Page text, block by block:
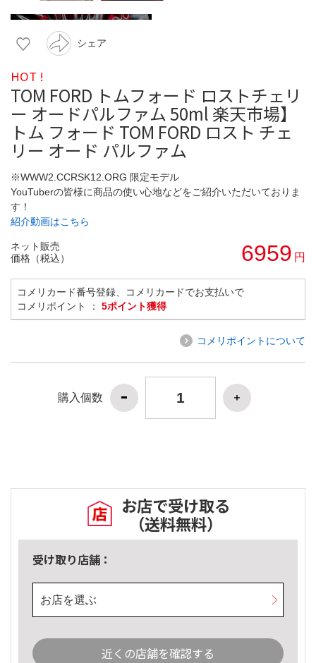
シェア
HOT !
TOM FORD トムフォード ロストチェリ
ー オードパルファム 50ml 楽天市場】
トム フォード TOM FORD ロスト チェ
リー オード パルファム
※WWW2.CCRSK12.ORG 限定モデル
YouTuberの皆様に商品の使い心地などをご紹介いただいておりま
す！
紹介動画はこちら
ネット販売
価格（税込）
6959 円
コメリカード番号登録、コメリカードでお支払いで
コメリポイント ： 5ポイント獲得
コメリポイントについて
購入個数
お店で受け取る
（送料無料）
受け取り店舗：
お店を選ぶ
近くの店舗を確認する